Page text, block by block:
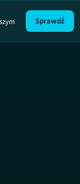
Sprawdź